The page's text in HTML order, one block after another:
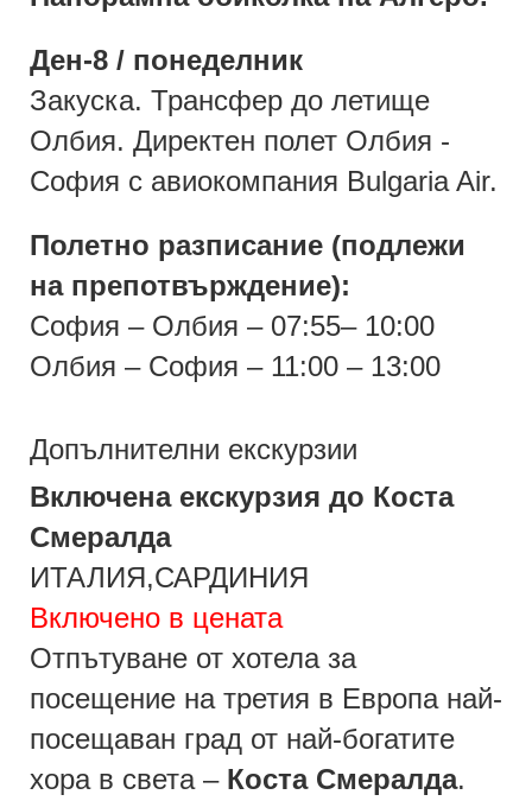
Ден-8 / понеделник
Закуска. Трансфер до летище
Олбия. Директен полет Олбия -
София с авиокомпания Bulgaria Air.
Полетно разписание (подлежи
на препотвърждение):
София – Олбия – 07:55– 10:00
Олбия – София – 11:00 – 13:00
Допълнителни екскурзии
Включена екскурзия до Коста
Смералда
ИТАЛИЯ,САРДИНИЯ
Включено в цената
Отпътуване от хотела за
посещение на третия в Европа най-
посещаван град от най-богатите
хора в света – Коста Смералда.